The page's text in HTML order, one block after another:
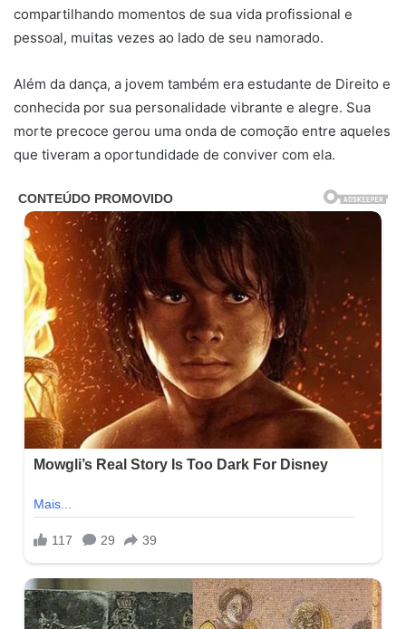
compartilhando momentos de sua vida profissional e
pessoal, muitas vezes ao lado de seu namorado.
Além da dança, a jovem também era estudante de Direito e
conhecida por sua personalidade vibrante e alegre. Sua
morte precoce gerou uma onda de comoção entre aqueles
que tiveram a oportundidade de conviver com ela.